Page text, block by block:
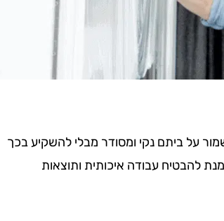
על ביתם נקי ומסודר מבלי להשקיע בכך
להבטיח עבודה איכותית ותוצאות